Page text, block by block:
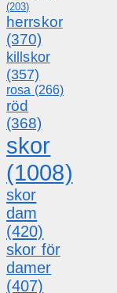
(203)
herrskor
(370)
killskor
(357)
rosa (266)
röd
(368)
skor
(1008)
skor
dam
(420)
skor för
damer
(407)